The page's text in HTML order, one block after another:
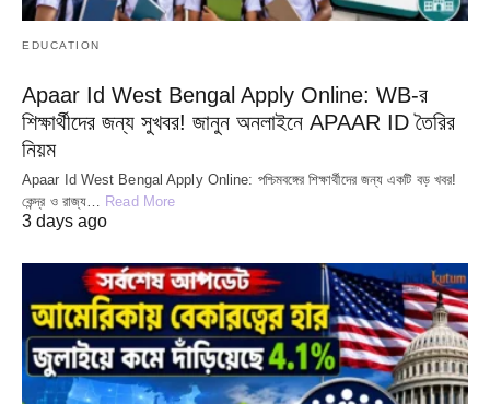
EDUCATION
Apaar Id West Bengal Apply Online: WB-র
শিক্ষার্থীদের জন্য সুখবর! জানুন অনলাইনে APAAR ID তৈরির
নিয়ম
Apaar Id West Bengal Apply Online: পশ্চিমবঙ্গের শিক্ষার্থীদের জন্য একটি বড় খবর!
কেন্দ্র ও রাজ্য… Read More
3 days ago